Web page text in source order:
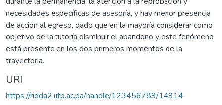
necesidades específicas de asesoría, y hay menor presencia
de acción al egreso, dado que en la mayoría considerar como
objetivo de la tutoría disminuir el abandono y este fenómeno
está presente en los dos primeros momentos de la
trayectoria.
URI
https://ridda2.utp.ac.pa/handle/123456789/14914